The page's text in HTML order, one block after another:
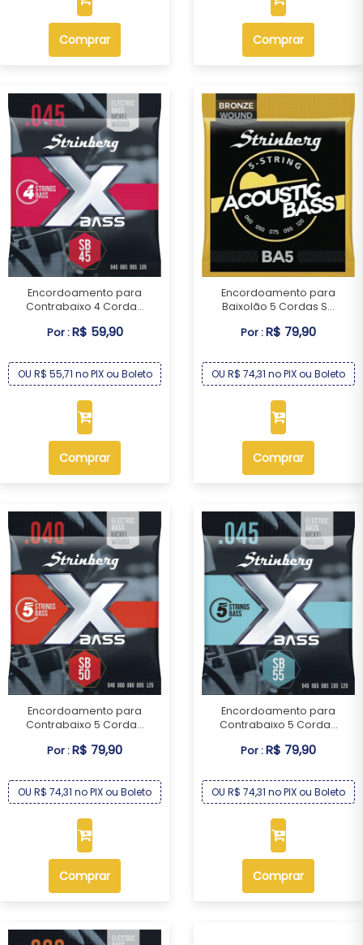
Comprar Comprar
Encordoamento para
Contrabaixo 4 Corda...
Por :R$ 59,90
OU R$ 55,71 no PIX ou Boleto
Comprar
Encordoamento para
Baixolão 5 Cordas S...
Por :R$ 79,90
OU R$ 74,31 no PIX ou Boleto
Comprar
Encordoamento para
Contrabaixo 5 Corda...
Por :R$ 79,90
OU R$ 74,31 no PIX ou Boleto
Comprar
Encordoamento para
Contrabaixo 5 Corda...
Por :R$ 79,90
OU R$ 74,31 no PIX ou Boleto
Comprar